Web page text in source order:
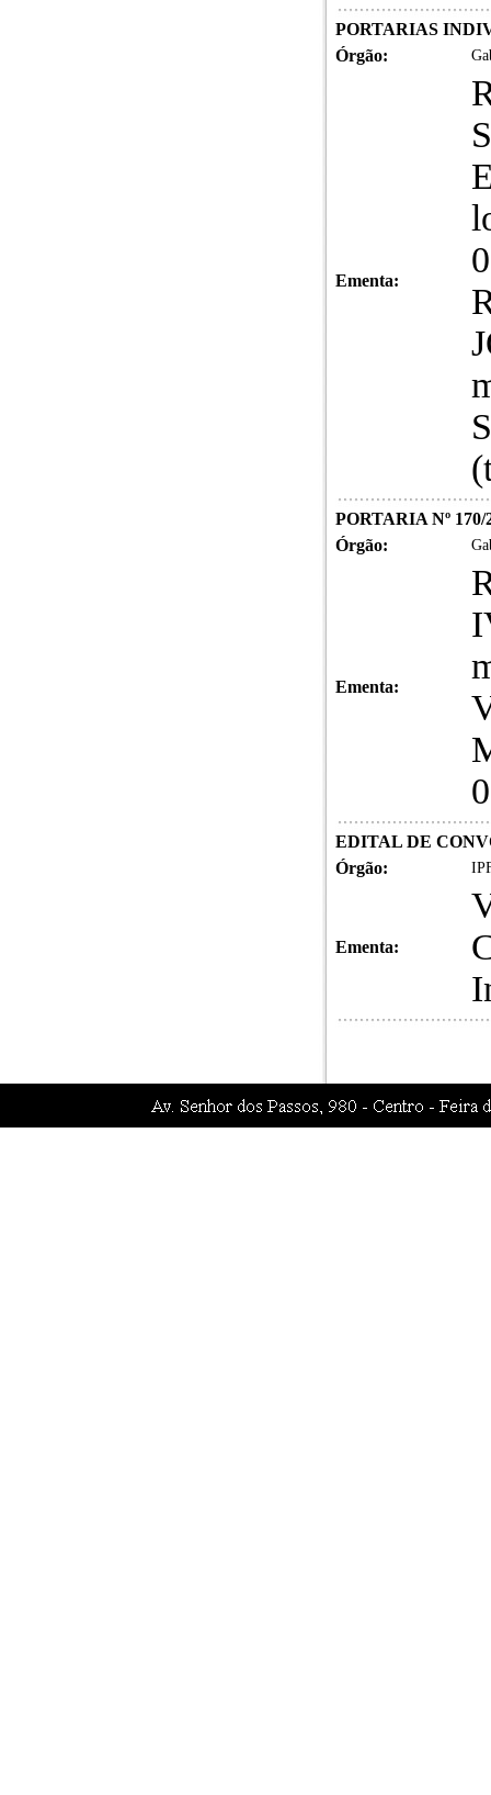
PORTARIAS
Órgão:
Ementa:
PORTARIA Nº 170/
Órgão:
Ementa:
EDITAL DE
Órgão:
Ementa: